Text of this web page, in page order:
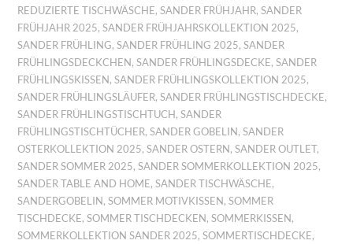
REDUZIERTE TISCHWÄSCHE,SANDER FRÜHJAHR,SANDER
FRÜHJAHR 2025,SANDER FRÜHJAHRSKOLLEKTION 2025,
SANDER FRÜHLING,SANDER FRÜHLING 2025,SANDER
FRÜHLINGSDECKCHEN ,SANDER FRÜHLINGSDECKE,SANDER
FRÜHLINGSKISSEN ,SANDER FRÜHLINGSKOLLEKTION 2025,
SANDER FRÜHLINGSLÄUFER,SANDER FRÜHLINGSTISCHDECKE,
SANDER FRÜHLINGSTISCHTUCH ,SANDER
FRÜHLINGSTISCHTÜCHER,SANDER GOBELIN ,SANDER
OSTERKOLLEKTION 2025,SANDER OSTERN ,SANDER OUTLET,
SANDER SOMMER 2025,SANDER SOMMERKOLLEKTION 2025,
SANDER TABLE AND HOME,SANDER TISCHWÄSCHE,
SANDERGOBELIN ,SOMMER MOTIVKISSEN ,SOMMER
TISCHDECKE,SOMMER TISCHDECKEN ,SOMMERKISSEN ,
SOMMERKOLLEKTION SANDER 2025,SOMMERTISCHDECKE,